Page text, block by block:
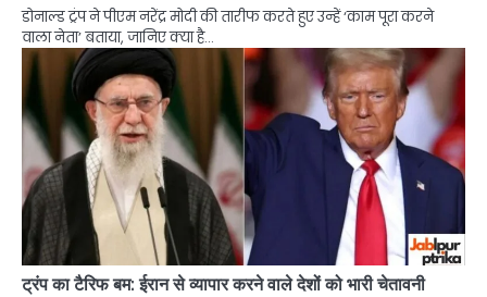
डोनाल्ड ट्रंप ने पीएम नरेंद्र मोदी की तारीफ करते हुए उन्हें ‘काम पूरा करने
वाला नेता’ बताया, जानिए क्या है…
ट्रंप का टैरिफ बम: ईरान से व्यापार करने वाले देशों को भारी चेतावनी